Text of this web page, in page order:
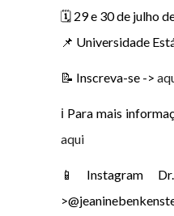
🗓️ 29 e 30 de julho
📌 Universidade
📝 Inscreva-se ->
ℹ️ Para mais
aqui
📱Instagram